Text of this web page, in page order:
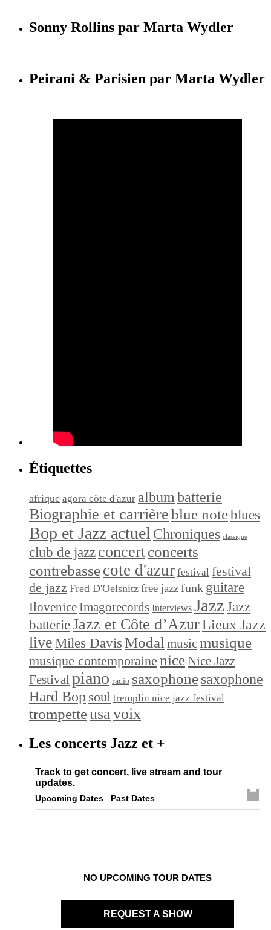
Sonny Rollins par Marta Wydler
Peirani & Parisien par Marta Wydler
Étiquettes
afrique agora côte d'azur album batterie
Biographie et carrièreblue noteblues
Bop et Jazz actuel Chroniques classique
club de jazz concertconcerts
contrebassecote d'azur festival festival
de jazz Fred D'Oelsnitz free jazzfunk guitare
Ilovenice Imagorecords Interviews Jazz Jazz
batterieJazz et Côte d’AzurLieux Jazz
live Miles Davis Modal musicmusique
musique contemporaine niceNice Jazz
Festivalpiano radio saxophonesaxophone
Hard Bop soul tremplin nice jazz festival
trompetteusavoix
Les concerts Jazz et +
Track to get concert, live stream and tour
updates.
Upcoming Dates Past Dates
NO UPCOMING TOUR DATES
REQUEST A SHOW